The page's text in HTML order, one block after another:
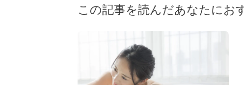
この記事を読んだあなたにお